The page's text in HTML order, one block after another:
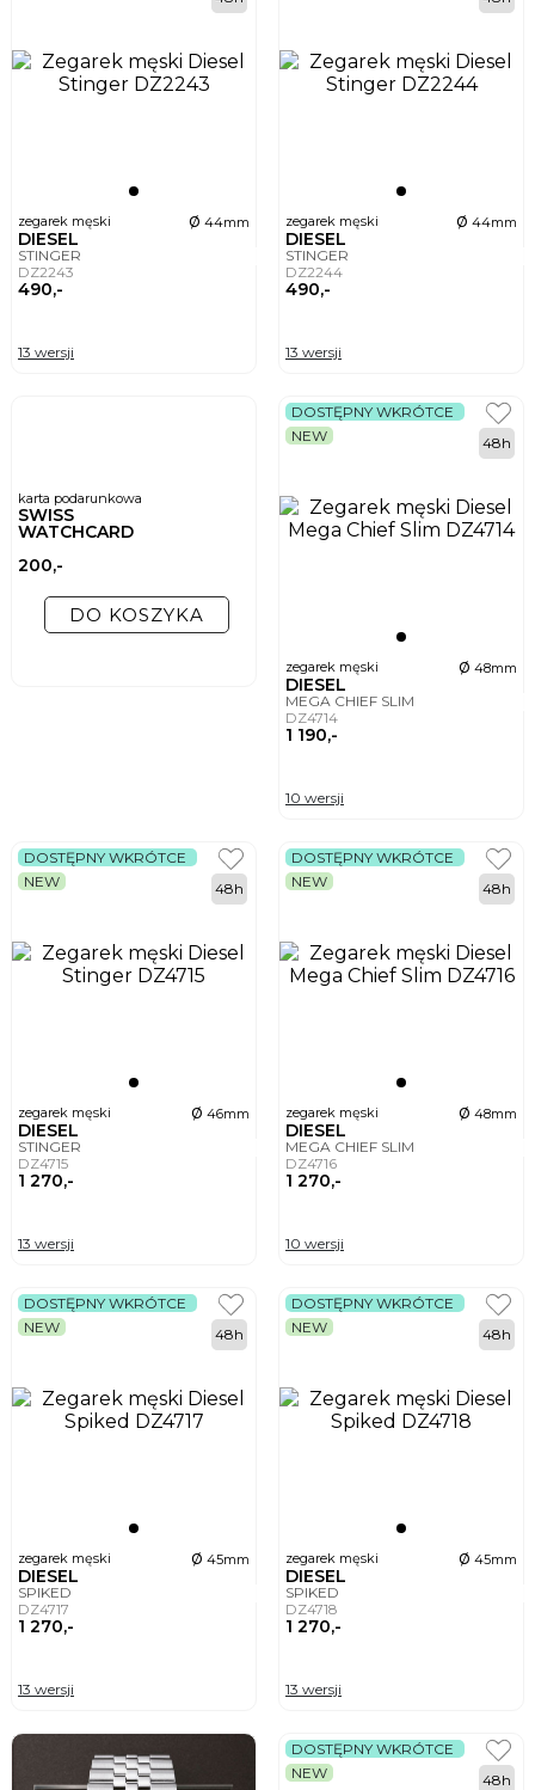
zegarek męski ø 44mm
DIESEL
STINGER
DZ2243
490,-
13 wersji
zegarek męski ø 44mm
DIESEL
STINGER
DZ2244
490,-
13 wersji
karta podarunkowa
SWISS
WATCHCARD
200,-
DO KOSZYKA
zegarek męski ø 48mm
DIESEL
MEGA CHIEF SLIM
DZ4714
1 190,-
DOSTĘPNY WKRÓTCE
NEW
48h
10 wersji
zegarek męski ø 46mm
DIESEL
STINGER
DZ4715
1 270,-
DOSTĘPNY WKRÓTCE
NEW
48h
13 wersji
zegarek męski ø 48mm
DIESEL
MEGA CHIEF SLIM
DZ4716
1 270,-
DOSTĘPNY WKRÓTCE
NEW
48h
10 wersji
zegarek męski ø 45mm
DIESEL
SPIKED
DZ4717
1 270,-
DOSTĘPNY WKRÓTCE
NEW
48h
13 wersji
zegarek męski ø 45mm
DIESEL
SPIKED
DZ4718
1 270,-
DOSTĘPNY WKRÓTCE
NEW
48h
13 wersji
DOSTĘPNY WKRÓTCE
NEW
48h